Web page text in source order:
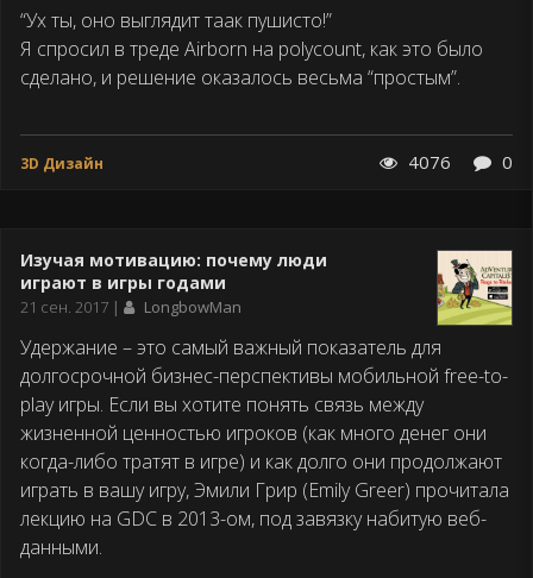
“Ух ты, оно выглядит таак пушисто!”
Я спросил в треде Airborn на polycount, как это было
сделано, и решение оказалось весьма “простым”.
3D Дизайн 4076 0
Изучая мотивацию: почему люди
играют в игры годами
Дата
21 сен. 2017 LongbowMan
Удержание – это самый важный показатель для
долгосрочной бизнес-перспективы мобильной free-to-
play игры. Если вы хотите понять связь между
жизненной ценностью игроков (как много денег они
когда-либо тратят в игре) и как долго они продолжают
играть в вашу игру, Эмили Грир (Emily Greer) прочитала
лекцию на GDС в 2013-ом, под завязку набитую веб-
данными.